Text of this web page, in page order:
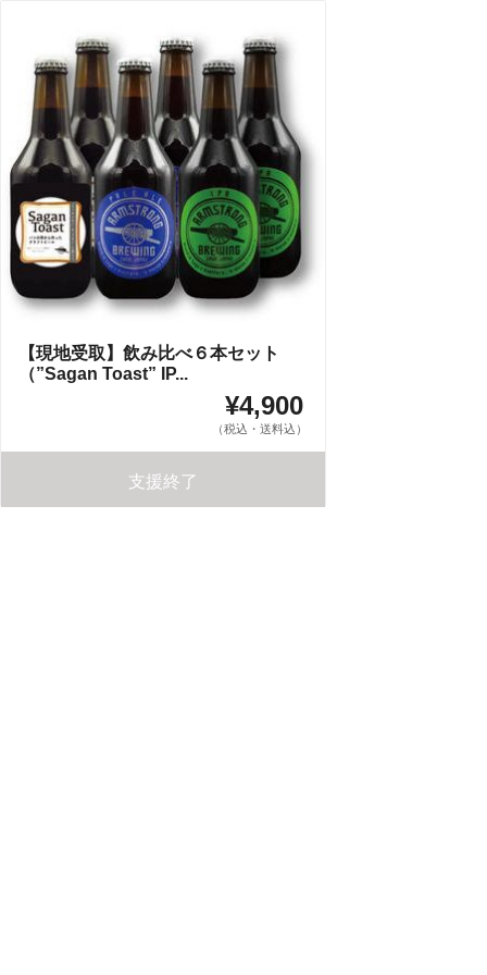
【現地受取】飲み比べ６本セット
（”Sagan Toast” IP...
¥4,900
（税込・送料込）
支援終了